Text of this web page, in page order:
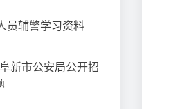
员辅警学习资料
新市公安局公开招